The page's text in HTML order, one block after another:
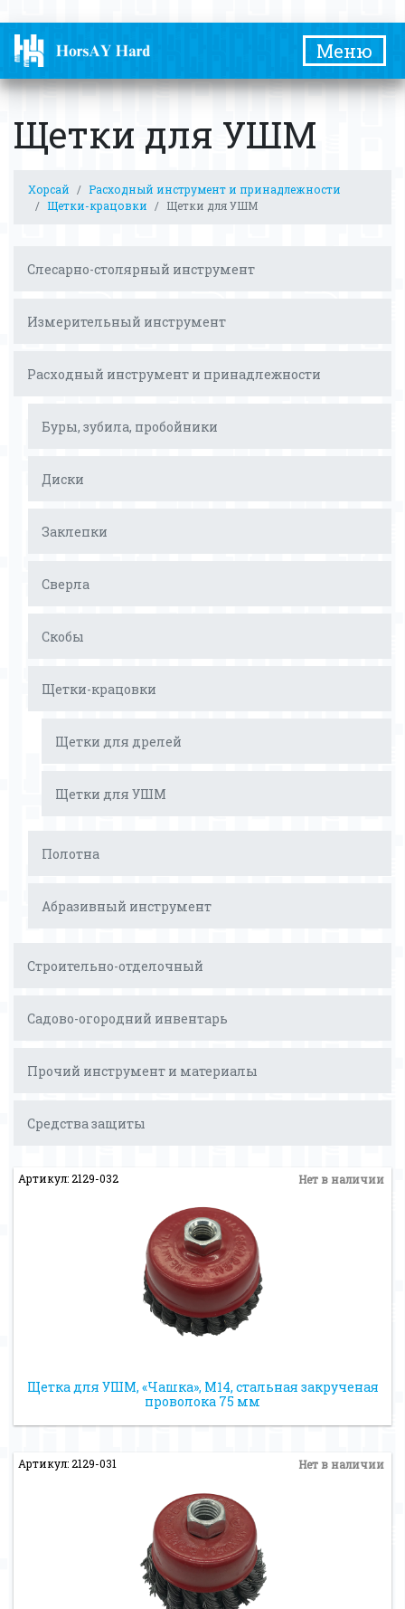
Меню
Щетки для УШМ
Хорсай
Расходный инструмент и принадлежности
Щетки-крацовки
Щетки для УШМ
Слесарно-столярный инструмент
Измерительный инструмент
Расходный инструмент и принадлежности
Буры, зубила, пробойники
Диски
Заклепки
Сверла
Скобы
Щетки-крацовки
Щетки для дрелей
Щетки для УШМ
Полотна
Абразивный инструмент
Строительно-отделочный
Садово-огородний инвентарь
Прочий инструмент и материалы
Средства защиты
Артикул: 2129-032 Нет в наличии
Щетка для УШМ, «Чашка», М14, стальная закрученая
проволока 75 мм
Артикул: 2129-031 Нет в наличии